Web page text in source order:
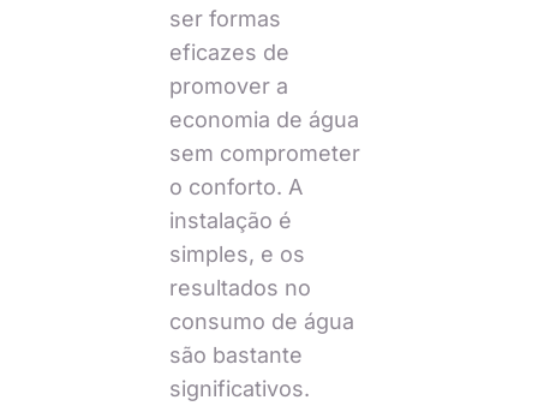
ser formas
eficazes de
promover a
economia de água
sem comprometer
o conforto. A
instalação é
simples, e os
resultados no
consumo de água
são bastante
significativos.